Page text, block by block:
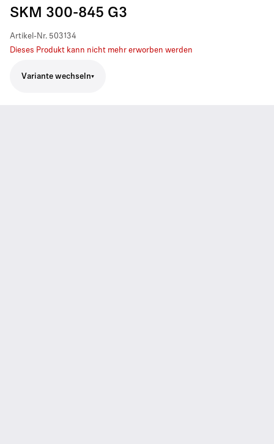
SKM 300-845 G3
Artikel-Nr. 503134
Dieses Produkt kann nicht mehr erworben werden
Variante wechseln